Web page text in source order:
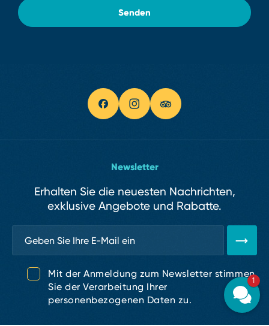
Senden
Newsletter
Erhalten Sie die neuesten Nachrichten,
exklusive Angebote und Rabatte.
Mit der Anmeldung zum Newsletter stimmen
Sie der Verarbeitung Ihrer
personenbezogenen Daten zu.
1